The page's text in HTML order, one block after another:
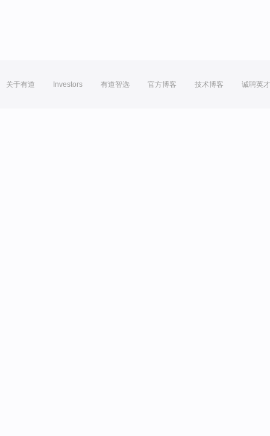
关于有道 Investors 有道智选 官方博客 技术博客 诚聘英才